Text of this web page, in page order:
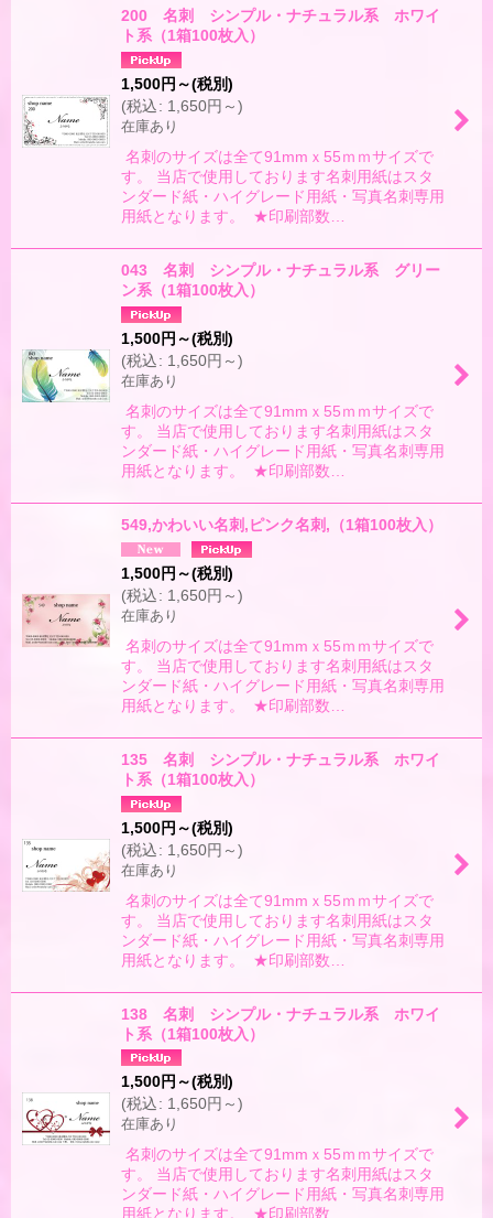
200 名刺 シンプル・ナチュラル系 ホワイ
ト系（1箱100枚入）
1,500円 ～(税別)
(税込: 1,650円 ～)
在庫あり
名刺のサイズは全て91mmｘ55ｍｍサイズで
す。 当店で使用しております名刺用紙はスタ
ンダード紙・ハイグレード用紙・写真名刺専用
用紙となります。 ★印刷部数…
043 名刺 シンプル・ナチュラル系 グリー
ン系（1箱100枚入）
1,500円 ～(税別)
(税込: 1,650円 ～)
在庫あり
名刺のサイズは全て91mmｘ55ｍｍサイズで
す。 当店で使用しております名刺用紙はスタ
ンダード紙・ハイグレード用紙・写真名刺専用
用紙となります。 ★印刷部数…
549,かわいい名刺,ピンク名刺,（1箱100枚入）
1,500円 ～(税別)
(税込: 1,650円 ～)
在庫あり
名刺のサイズは全て91mmｘ55ｍｍサイズで
す。 当店で使用しております名刺用紙はスタ
ンダード紙・ハイグレード用紙・写真名刺専用
用紙となります。 ★印刷部数…
135 名刺 シンプル・ナチュラル系 ホワイ
ト系（1箱100枚入）
1,500円 ～(税別)
(税込: 1,650円 ～)
在庫あり
名刺のサイズは全て91mmｘ55ｍｍサイズで
す。 当店で使用しております名刺用紙はスタ
ンダード紙・ハイグレード用紙・写真名刺専用
用紙となります。 ★印刷部数…
138 名刺 シンプル・ナチュラル系 ホワイ
ト系（1箱100枚入）
1,500円 ～(税別)
(税込: 1,650円 ～)
在庫あり
名刺のサイズは全て91mmｘ55ｍｍサイズで
す。 当店で使用しております名刺用紙はスタ
ンダード紙・ハイグレード用紙・写真名刺専用
用紙となります。 ★印刷部数…